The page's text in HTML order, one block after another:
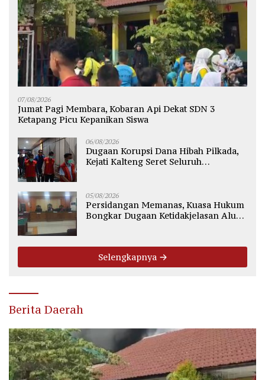
07/08/2026
Jumat Pagi Membara, Kobaran Api Dekat SDN 3
Ketapang Picu Kepanikan Siswa
06/08/2026
Dugaan Korupsi Dana Hibah Pilkada,
Kejati Kalteng Seret Seluruh
05/08/2026
Persidangan Memanas, Kuasa Hukum
Bongkar Dugaan Ketidakjelasan Alur
Selengkapnya
Berita Daerah